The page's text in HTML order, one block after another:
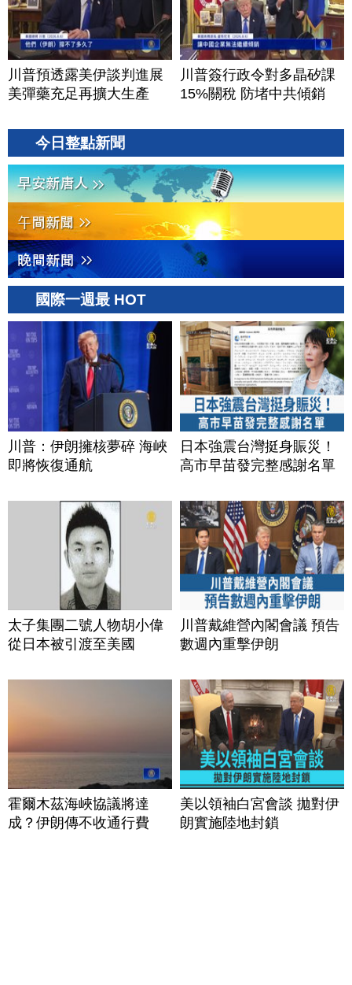
川普預透露美伊談判進展
美彈藥充足再擴大生產
川普簽行政令對多晶矽課
15%關稅 防堵中共傾銷
今日整點新聞
國際一週最 HOT
川普：伊朗擁核夢碎 海峽
即將恢復通航
日本強震台灣挺身賑災！
高市早苗發完整感謝名單
太子集團二號人物胡小偉
從日本被引渡至美國
川普戴維營內閣會議 預告
數週內重擊伊朗
霍爾木茲海峽協議將達
成？伊朗傳不收通行費
美以領袖白宮會談 拋對伊
朗實施陸地封鎖